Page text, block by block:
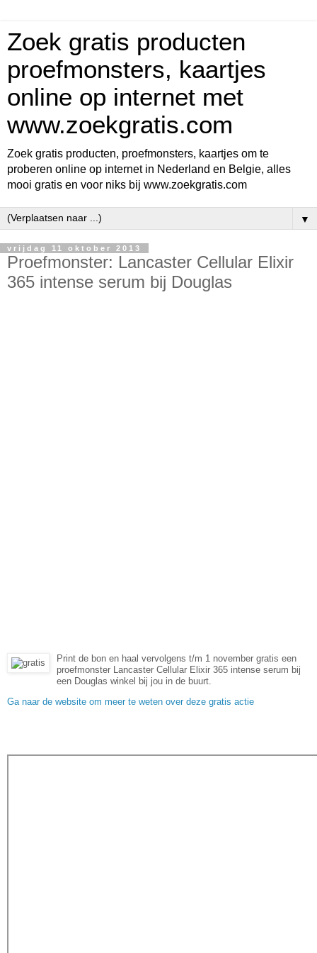
Zoek gratis producten
proefmonsters, kaartjes
online op internet met
www.zoekgratis.com
Zoek gratis producten, proefmonsters, kaartjes om te
proberen online op internet in Nederland en Belgie, alles
mooi gratis en voor niks bij www.zoekgratis.com
▼
vrijdag 11 oktober 2013
Proefmonster: Lancaster Cellular Elixir
365 intense serum bij Douglas
Print de bon en haal vervolgens t/m 1 november gratis een
proefmonster Lancaster Cellular Elixir 365 intense serum bij
een Douglas winkel bij jou in de buurt.
Ga naar de website om meer te weten over deze gratis actie